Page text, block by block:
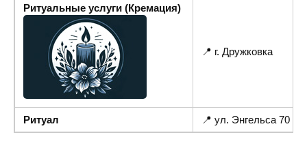
Ритуальные услуги (Кремация)
📍 г. Дружковка
Ритуал 📍 ул. Энгельса 70